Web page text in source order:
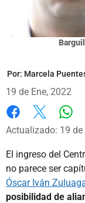
Por: Marcela
19 de Ene, 2022
Facebook
X
Actualizado: 19 de
El ingreso del
no parece ser
Óscar Iván
posibilidad de